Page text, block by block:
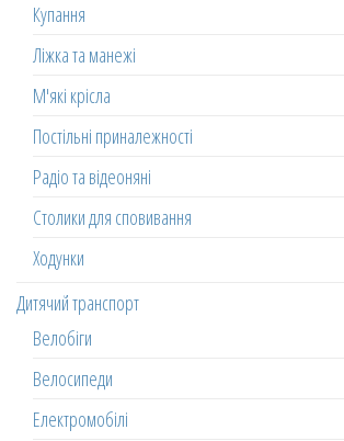
Купання
Ліжка та манежі
М'які крісла
Постільні приналежності
Радіо та відеоняні
Столики для сповивання
Ходунки
Дитячий транспорт
Велобіги
Велосипеди
Електромобілі